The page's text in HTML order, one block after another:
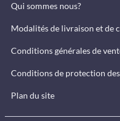
Qui sommes nous?
Modalités de livraison et de
Conditions générales de
Conditions de protection
Plan du site